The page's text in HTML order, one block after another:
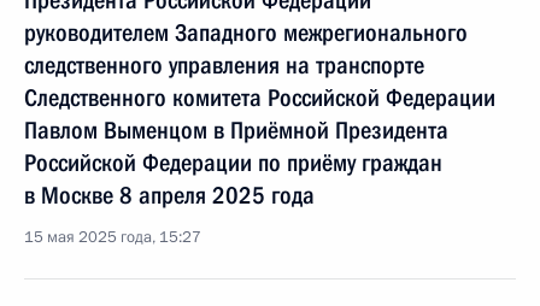
руководителем Западного межрегионального
следственного управления на транспорте
Следственного комитета Российской Федерации
Павлом Выменцом в Приёмной Президента
Российской Федерации по приёму граждан
в Москве 8 апреля 2025 года
15 мая 2025 года, 15:27